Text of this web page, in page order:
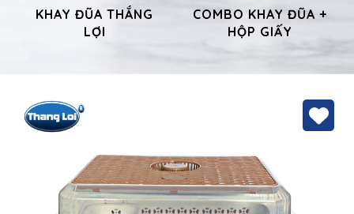
KHAY ĐŨA THẮNG
LỢI
COMBO KHAY ĐŨA +
HỘP GIẤY